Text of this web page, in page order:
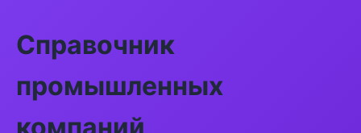
Справочник
промышленных